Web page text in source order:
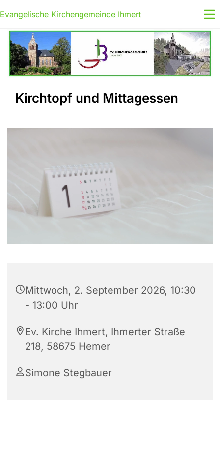
Evangelische Kirchengemeinde Ihmert
Kirchtopf und Mittagessen
Mittwoch, 2. September 2026, 10:30
- 13:00 Uhr
Ev. Kirche Ihmert, Ihmerter Straße
218, 58675 Hemer
Simone Stegbauer